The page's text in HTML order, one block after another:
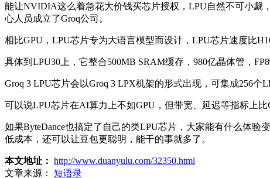
能让NVIDIA这么着急花大价钱买芯片授权，LPU自然不可小觑
心人员成立了Groq公司。
相比GPU，LPU芯片专为大语言模型而设计，LPU芯片速度比
具体到LPU30上，它整合500MB SRAM缓存，980亿晶体管，
Groq 3 LPU芯片会以Groq 3 LPX机架的形式出现，可集成256个
可以说LPU芯片在AI算力上不如GPU，但带宽、延迟等指标上比
如果ByteDance也搞定了自己的类LPU芯片，大家能有什么体
低成本，还可以让豆包更聪明，能干的事就多了。
本文地址： http://www.duanyulu.com/32350.html
文章来源：
短语录